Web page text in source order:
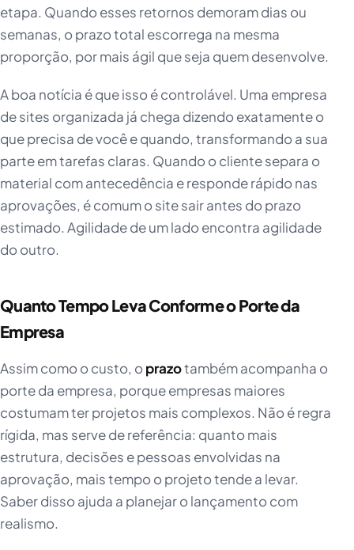
etapa. Quando esses retornos demoram dias ou
semanas, o prazo total escorrega na mesma
proporção, por mais ágil que seja quem desenvolve.
A boa notícia é que isso é controlável. Uma empresa
de sites organizada já chega dizendo exatamente o
que precisa de você e quando, transformando a sua
parte em tarefas claras. Quando o cliente separa o
material com antecedência e responde rápido nas
aprovações, é comum o site sair antes do prazo
estimado. Agilidade de um lado encontra agilidade
do outro.
Quanto Tempo Leva Conforme o Porte da
Empresa
Assim como o custo, oprazotambém acompanha o
porte da empresa, porque empresas maiores
costumam ter projetos mais complexos. Não é regra
rígida, mas serve de referência: quanto mais
estrutura, decisões e pessoas envolvidas na
aprovação, mais tempo o projeto tende a levar.
Saber disso ajuda a planejar o lançamento com
realismo.